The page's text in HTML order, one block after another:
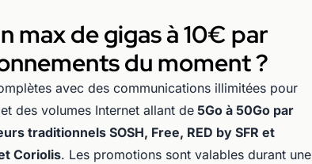
max de gigas à 10€ par
du moment ?
avec des communications illimitées pour
des volumes Internet allant de 5Go à 50Go par
traditionnels SOSH, Free, RED by SFR et
Coriolis. Les promotions sont valables durant une